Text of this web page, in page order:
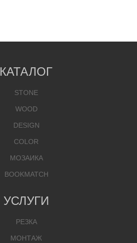
КАТАЛОГ
STONE
WOOD
DESIGN
COLOR
МОЗАИКА
BOOKMATCH
УСЛУГИ
РЕЗКА
МОНТАЖ